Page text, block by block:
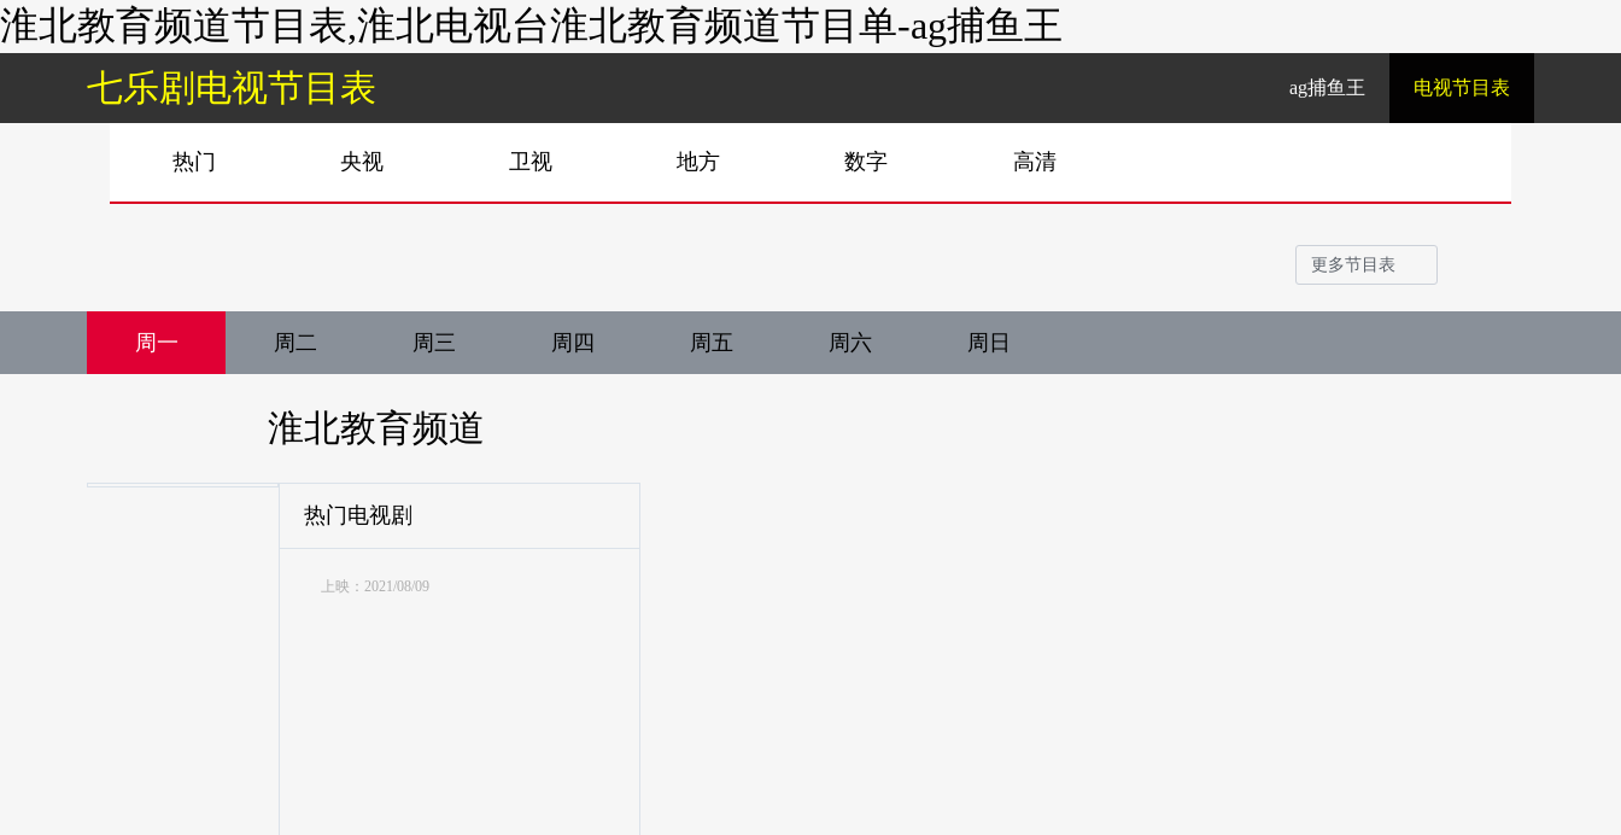
淮北教育频道节目表,淮北电视台淮北教育频道节目单-ag捕鱼王
七乐剧电视节目表 电视节目表
ag捕鱼王
热门 央视 卫视 地方 数字 高清
更多节目表
周一 周二 周三 周四 周五 周六 周日
淮北教育频道
热门电视剧
上映：2021/08/09